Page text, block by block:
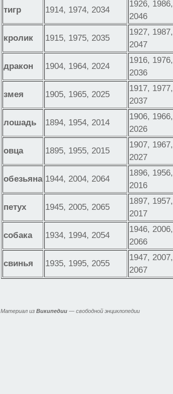
тигр 1914, 1974, 2034
1926, 1986,
2046
кролик 1915, 1975, 2035
1927, 1987,
2047
дракон 1904, 1964, 2024
1916, 1976,
2036
змея 1905, 1965, 2025
1917, 1977,
2037
лошадь 1894, 1954, 2014
1906, 1966,
2026
овца 1895, 1955, 2015
1907, 1967,
2027
обезьяна 1944, 2004, 2064
1896, 1956,
2016
петух 1945, 2005, 2065
1897, 1957,
2017
собака 1934, 1994, 2054
1946, 2006,
2066
свинья 1935, 1995, 2055
1947, 2007,
2067
Материал изВикипедии — свободной энциклопедии